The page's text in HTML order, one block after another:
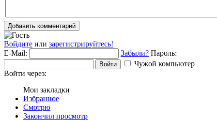
Добавить комментарий
Войдите или зарегистрируйтесь!
E-Mail:
Забыли? Пароль:
Войти
Чужой компьютер
Войти через:
Мои закладки
Избранное
Смотрю
Закончил просмотр